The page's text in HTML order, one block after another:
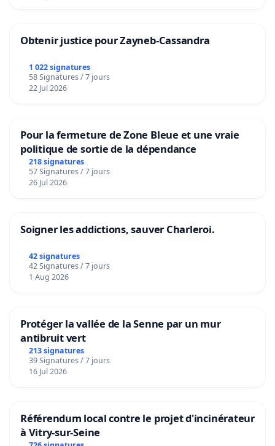
Obtenir justice pour Zayneb-Cassandra
1 022 signatures
58 Signatures / 7 jours
22 Jul 2026
Pour la fermeture de Zone Bleue et une vraie
politique de sortie de la dépendance
218 signatures
57 Signatures / 7 jours
26 Jul 2026
Soigner les addictions, sauver Charleroi.
42 signatures
42 Signatures / 7 jours
1 Aug 2026
Protéger la vallée de la Senne par un mur
antibruit vert
213 signatures
39 Signatures / 7 jours
16 Jul 2026
Référendum local contre le projet d'incinérateur
à Vitry-sur-Seine